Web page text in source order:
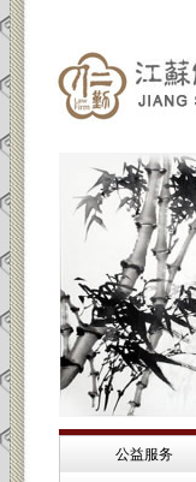
公益服务